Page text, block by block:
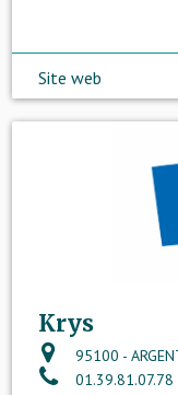
Site web
Krys
95100 -
01.39.81.07.78